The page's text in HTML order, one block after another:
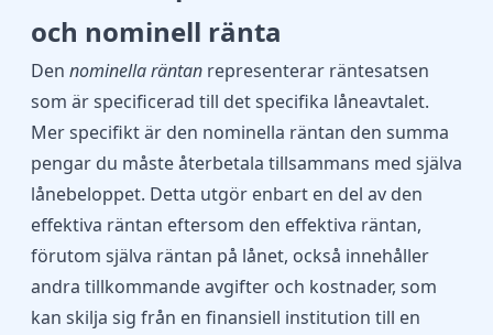
och nominell ränta
Den nominella räntan representerar räntesatsen
som är specificerad till det specifika låneavtalet.
Mer specifikt är den nominella räntan den summa
pengar du måste återbetala tillsammans med själva
lånebeloppet. Detta utgör enbart en del av den
effektiva räntan eftersom den effektiva räntan,
förutom själva räntan på lånet, också innehåller
andra tillkommande avgifter och kostnader, som
kan skilja sig från en finansiell institution till en